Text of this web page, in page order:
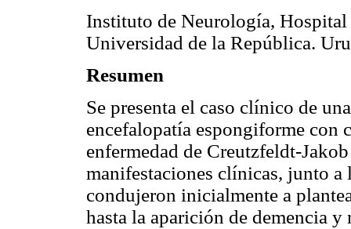
Instituto de Neurología,
Universidad de la República.
Resumen
Se presenta el caso clínico de
encefalopatía espongiforme con
enfermedad de Creutzfeldt-
manifestaciones clínicas, junto a
condujeron inicialmente a
hasta la aparición de demencia